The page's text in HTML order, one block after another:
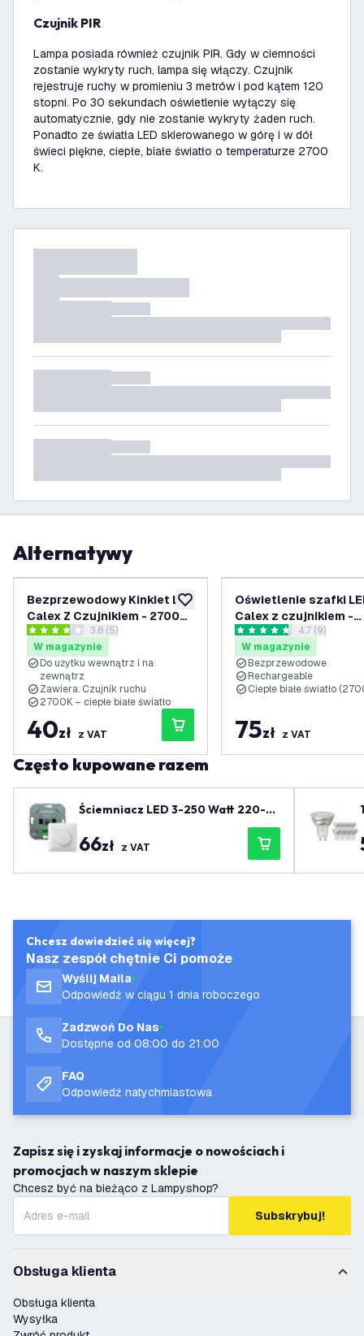
Czujnik PIR
Lampa posiada również czujnik PIR. Gdy w ciemności
zostanie wykryty ruch, lampa się włączy. Czujnik
rejestruje ruchy w promieniu 3 metrów i pod kątem 120
stopni. Po 30 sekundach oświetlenie wyłączy się
automatycznie, gdy nie zostanie wykryty żaden ruch.
Ponadto ze światła LED skierowanego w górę i w dół
świeci piękne, ciepłe, białe światło o temperaturze 2700
K.
Alternatywy
dodaj do listy życzeń
Bezprzewodowy Kinkiet LED
Calex Z Czujnikiem - 2700K
- IP44 - Bateriaotwórz panel recenzji
3.8 Gwiazdki oceny
3.8 (5)
W magazynie
Do użytku wewnątrz i na
zewnątrz
Zawiera. Czujnik ruchu
2700K – ciepłe białe światło
40zł z VAT
Oświetlenie szafki
Calex z czujnikiem -
bezprzewodowe -
możliwością
otwórz panel
4.7 Gwiazdki oceny
4.7 (9)
W magazynie
Bezprzewodowe
Rechargeable
Ciepłe białe światło
75zł z VAT
Często kupowane razem
Ściemniacz LED 3-250 Watt 220-2
40V - Odcięcie fazy - Uniwersalny -
Kompletny
66zł z VAT
Chcesz dowiedzieć się więcej?
Nasz zespół chętnie Ci pomoże
Wyślij Maila
Odpowiedź w ciągu 1 dnia roboczego
Zadzwoń Do Nas
Dostępne od 08:00 do 21:00
FAQ
Odpowiedź natychmiastowa
Zapisz się i zyskaj informacje o nowościach i
promocjach w naszym sklepie
Chcesz być na bieżąco z Lampyshop?
Subskrybuj!
Obsługa klienta
Obsługa klienta
Wysyłka